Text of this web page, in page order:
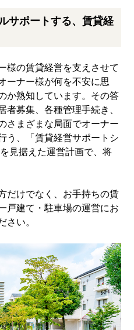
サポートする、賃貸経
様の賃貸経営を支えさせて
ーナー様が何を不安に思
か熟知しています。その答
者募集、各種管理手続き、
さまざまな局面でオーナー
う、「賃貸経営サポートシ
見据えた運営計画で、将
だけでなく、お手持ちの賃
戸建て・駐車場の運営にお
さい。